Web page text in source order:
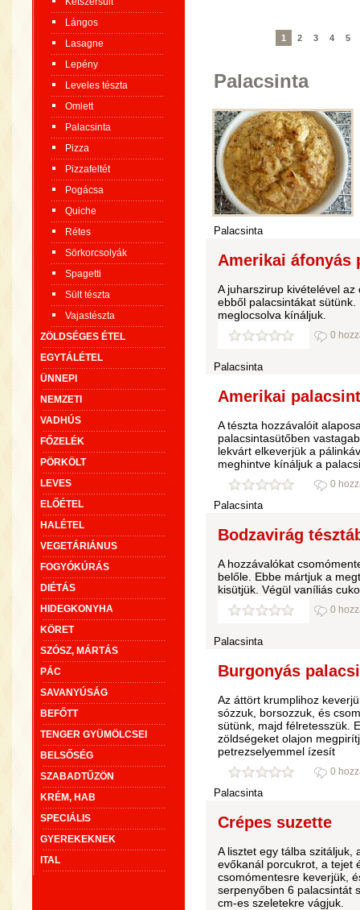
Lángos
Lasagne
Lepény
Leveles tészta
Omlett
Palacsinta
Pizza
Pizzafeltét
Pogácsa
Quiche
Rétes
Sörkorcsolyák
Spagetti
Sült tészta
Vajastészta
ZÖLDSÉGES ÉTEL
EGYTÁLÉTEL
ÜNNEPI
NEMZETI
VADHÚS
FŐZELÉK
PÖRKÖLT
LEVES
ELŐÉTEL
HALÉTEL
VEGETÁRIÁNUS
FOGYÓKÚRÁS
DIÉTÁS
HIDEGKONYHA
KÖRET
SZÓSZ, MÁRTÁS
PÁC
SAVANYÚSÁG
BEFŐTT
TENGER GYÜMÖLCSEI
BELSŐSÉG
SZABADTŰZÖN
KRÉM, HAB
SPECIÁLIS
GYEREKEKNEK
ITAL
1 2 3 4 5
Palacsinta
Palacsinta
Amerikai áfonyás
A juharszirup kivételével
ebből palacsintákat
meglocsolva kínáljuk.
0
Palacsinta
Amerikai
A tészta hozzávalóit
palacsintasütőben
lekvárt elkeverjük a
meghintve kínáljuk a
0
Palacsinta
Bodzavirág
A hozzávalókat
belőle. Ebbe mártjuk a
kisütjük. Végül vaníliás
0
Palacsinta
Burgonyás
Az áttört krumplihoz
sózzuk, borsozzuk, és
sütünk, majd félretesszük.
zöldségeket olajon
petrezselyemmel ízesít
0
Palacsinta
Crépes suzette
A lisztet egy tálba szitáljuk,
evőkanál porcukrot, a tejet
csomómentesre keverjük,
serpenyőben 6 palacsintát
cm-es szeletekre vágjuk.